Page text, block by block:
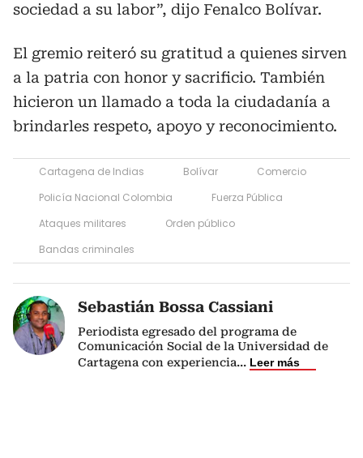
sociedad a su labor”, dijo Fenalco Bolívar.
El gremio reiteró su gratitud a quienes sirven
a la patria con honor y sacrificio. También
hicieron un llamado a toda la ciudadanía a
brindarles respeto, apoyo y reconocimiento.
Cartagena de Indias Bolívar
Comercio
Policía Nacional Colombia
Fuerza Pública
Ataques militares
Orden público
Bandas criminales
Sebastián Bossa Cassiani
Periodista egresado del programa de
Comunicación Social de la Universidad de
Cartagena con experiencia... Leer más